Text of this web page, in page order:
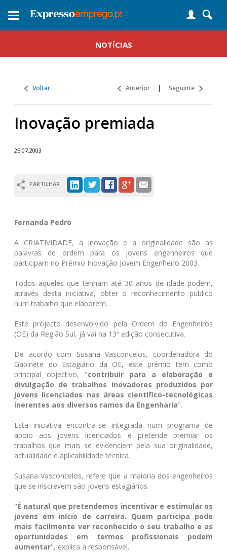
Toggle
NOTÍCIAS
Voltar Anterior | Seguinte
Inovação premiada
25.07.2003
PARTILHAR
Fernanda Pedro
A CRIATIVIDADE, a inovação e a originalidade são as
palavras de ordem para os jovens engenheiros que
participam no Prémio Inovação Jovem Engenheiro 2003.
Todos aqueles que tenham até 30 anos de idade podem,
através desta iniciativa, obter o reconhecimento público
num trabalho que elaborem.
Este projecto desenvolvido pela Ordem do Engenheiros
(OE) da Região Sul, já vai na 13ª edição consecutiva.
De acordo com Susana Vasconcelos, coordenadora do
Gabinete do Estagiário da OE, este prémio tem como
principal objectivo, "contribuir para a elaboração e
divulgação de trabalhos inovadores produzidos por
jovens licenciados nas áreas científico-tecnológicas
inerentes aos diversos ramos da Engenharia".
Esta iniciativa encontra-se integrada num programa de
apoio aos jovens licenciados e pretende premiar os
trabalhos que mais se evidenciem pela sua originalidade,
actualidade e aplicabilidade técnica.
Susana Vasconcelos, refere que a maioria dos engenheiros
que se inscrevem são jovens estagiários.
"É natural que pretendemos incentivar e estimular os
jovens em início de carreira. Quem participa pode
mais facilmente ver reconhecido o seu trabalho e as
oportunidades em termos profissionais podem
aumentar", explica a responsável.